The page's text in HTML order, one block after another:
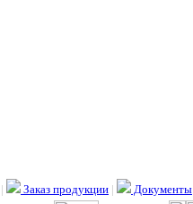
| Заказ продукции | Документы